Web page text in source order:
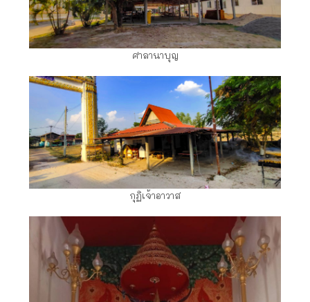
ศาลานาบุญ
กุฏิเจ้าอาวาส